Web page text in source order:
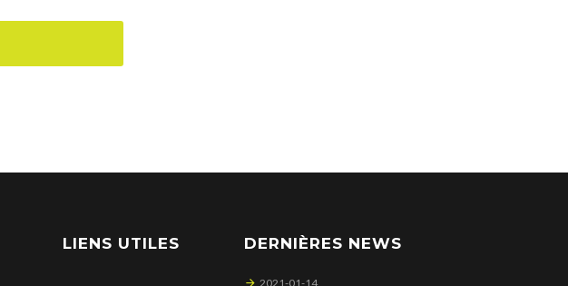
DERNIÈRES NEWS
2021-01-14
LIENS UTILES